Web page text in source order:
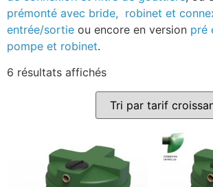
prémonté avec bride, robinet et
entrée/sortie ou encore en version pré
pompe et robinet.
6 résultats affichés